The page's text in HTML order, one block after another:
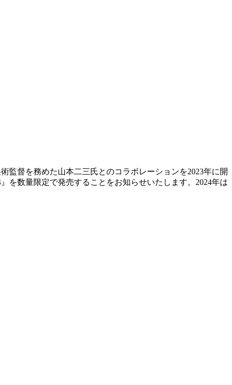
監督を務めた山本二三氏とのコラボレーションを2023年に開
を数量限定で発売することをお知らせいたします。2024年は